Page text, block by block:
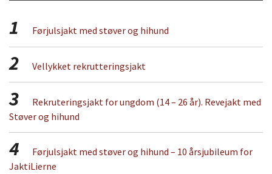
1 Førjulsjakt med støver og hihund
2 Vellykket rekrutteringsjakt
3
Rekruteringsjakt for ungdom (14 – 26 år). Revejakt med
Støver og hihund
4
Førjulsjakt med støver og hihund – 10 årsjubileum for
JaktiLierne